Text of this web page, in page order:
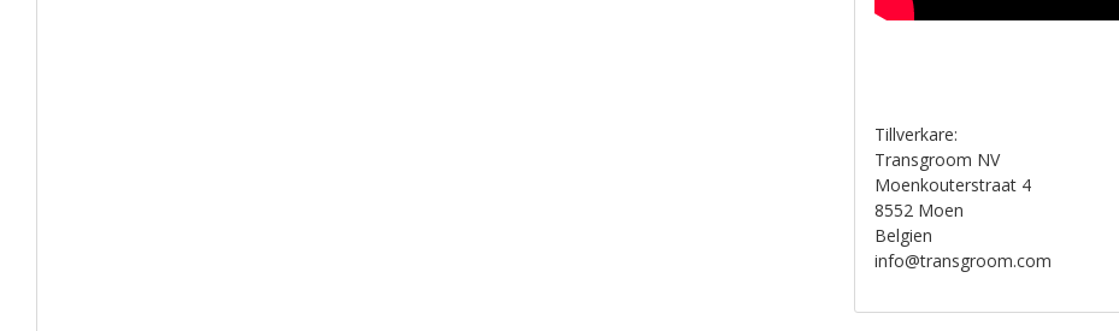
Tillverkare:
Transgroom NV
Moenkouterstraat 4
8552 Moen
Belgien
info@transgroom.com